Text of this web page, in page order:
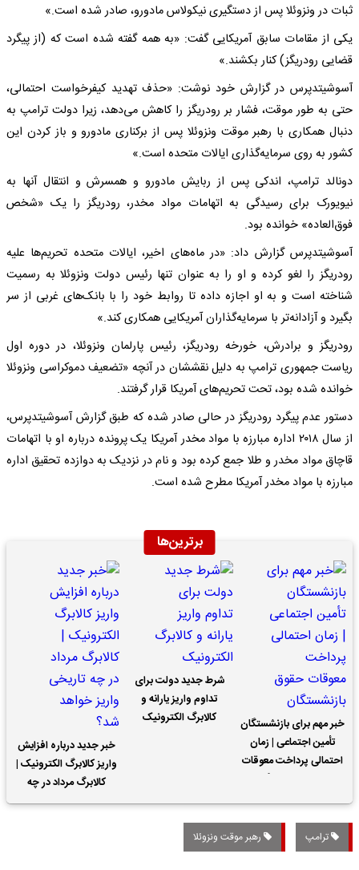
ثبات در ونزوئلا پس از دستگیری نیکولاس مادورو، صادر شده است.»
یکی از مقامات سابق آمریکایی گفت: «به همه گفته شده است که (از پیگرد
قضایی رودریگز) کنار بکشند.»
آسوشیتدپرس در گزارش خود نوشت: «حذف تهدید کیفرخواست احتمالی،
حتی به طور موقت، فشار بر رودریگز را کاهش می‌دهد، زیرا دولت ترامپ به
دنبال همکاری با رهبر موقت ونزوئلا پس از برکناری مادورو و باز کردن این
کشور به روی سرمایه‌گذاری ایالات متحده است.»
دونالد ترامپ، اندکی پس از ربایش مادورو و همسرش و انتقال آنها به
نیویورک برای رسیدگی به اتهامات مواد مخدر، رودریگز را یک «شخص
فوق‌العاده» خوانده بود.
آسوشیتدپرس گزارش داد: «در ماه‌های اخیر، ایالات متحده تحریم‌ها علیه
رودریگز را لغو کرده و او را به عنوان تنها رئیس دولت ونزوئلا به رسمیت
شناخته است و به او اجازه داده تا روابط خود را با بانک‌های غربی از سر
بگیرد و آزادانه‌تر با سرمایه‌گذاران آمریکایی همکاری کند.»
رودریگز و برادرش، خورخه رودریگز، رئیس پارلمان ونزوئلا، در دوره اول
ریاست جمهوری ترامپ به دلیل نقششان در آنچه «تضعیف دموکراسی ونزوئلا
خوانده شده بود، تحت تحریم‌های آمریکا قرار گرفتند.
دستور عدم پیگرد رودریگز در حالی صادر شده که طبق گزارش آسوشیتدپرس،
از سال ۲۰۱۸ اداره مبارزه با مواد مخدر آمریکا یک پرونده درباره او با اتهامات
قاچاق مواد مخدر و طلا جمع کرده بود و نام در نزدیک به دوازده تحقیق اداره
مبارزه با مواد مخدر آمریکا مطرح شده است.
برترین‌ها
خبر مهم برای بازنشستگان
تأمین اجتماعی | زمان
احتمالی پرداخت معوقات
شرط جدید دولت برای
تداوم واریز یارانه و
کالابرگ الکترونیک
خبر جدید درباره افزایش
واریز کالابرگ الکترونیک |
کالابرگ مرداد در چه
تاریخی واریز خواهد شد؟
ترامپ رهبر موقت ونزوئلا